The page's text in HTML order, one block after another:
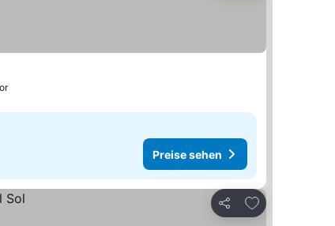
Preise sehen
Teilen
Zu Favoriten